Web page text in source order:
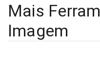
Mais
Imagem